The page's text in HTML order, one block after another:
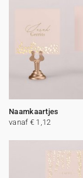
Naamkaartjes
vanaf € 1,12